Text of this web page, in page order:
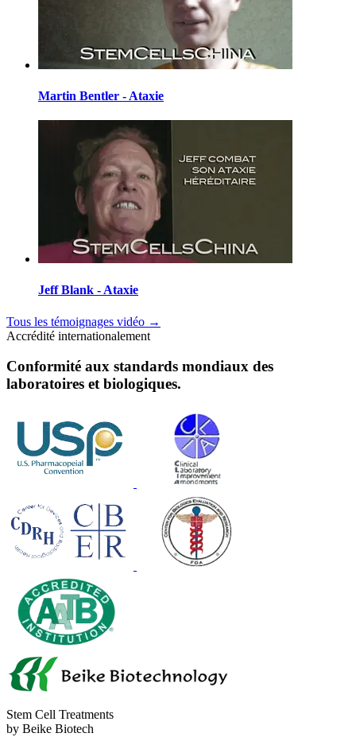
Martin Bentler - Ataxie
Jeff Blank - Ataxie
Tous les témoignages vidéo →
Accrédité internationalement
Conformité aux standards mondiaux des
laboratoires et biologiques.
Stem Cell Treatments
by Beike Biotech